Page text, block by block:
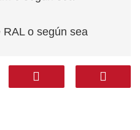
o según sea
(G/, M2)/AZ30-AZ180